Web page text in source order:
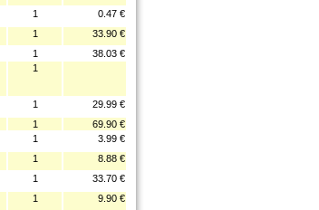
1
0.47 €
1
33.90 €
1
38.03 €
1
1
29.99 €
1
69.90 €
1
3.99 €
1
8.88 €
1
33.70 €
1
9.90 €